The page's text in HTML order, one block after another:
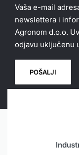
Vaša e-mail
newslettera i
Agronom d.o.o.
odjavu uključenu